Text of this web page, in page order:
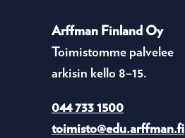
Arffman Finland Oy
Toimistomme palvelee
arkisin kello 8–15.
044 733 1500
toimisto@edu.arffman.fi